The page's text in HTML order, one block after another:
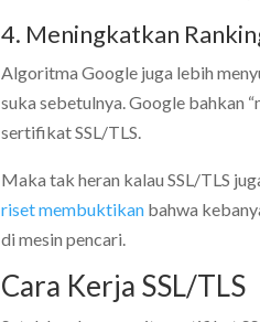
4. Meningkatkan
Algoritma Google juga lebih
suka sebetulnya. Google bahkan
sertifikat SSL/TLS.
Maka tak heran kalau SSL/TLS
riset membuktikan bahwa
di mesin pencari.
Cara Kerja SSL/TLS